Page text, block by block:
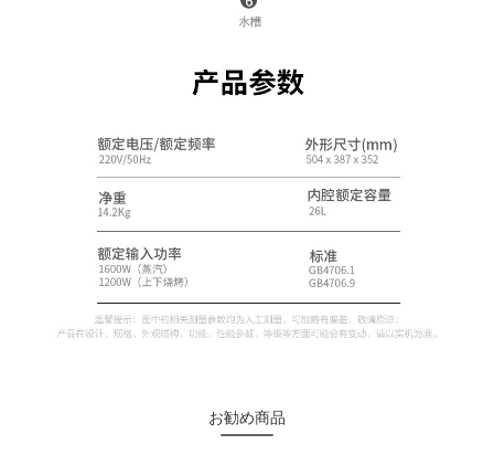
お勧め商品